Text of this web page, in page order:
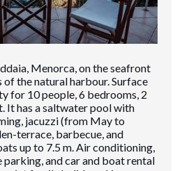
Menorca, on the seafront
the natural harbour. Surface
for 10 people, 6 bedrooms, 2
It has a saltwater pool with
jacuzzi (from May to
terrace, barbecue, and
up to 7.5 m. Air conditioning,
and car and boat rental